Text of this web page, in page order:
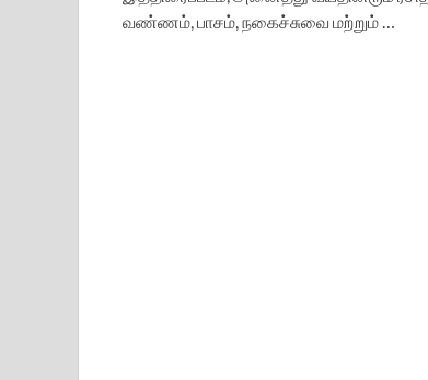
வண்ணம், பாசம், நகைச்சுவை மற்றும் …